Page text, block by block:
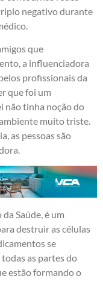
negativo durante
que
a influenciadora
profissionais da
que foi um
não tinha noção do
muito triste.
as pessoas são
Saúde, é um
destruir as células
se
as partes do
estão formando o